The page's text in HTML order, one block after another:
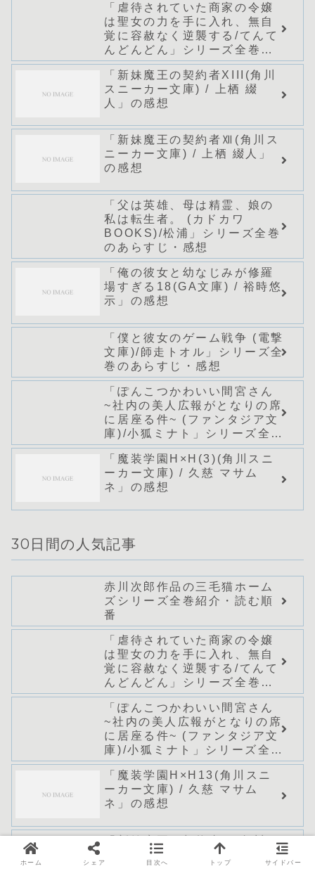
「虐待されていた商家の令嬢
は聖女の力を手に入れ、無自
覚に容赦なく逆襲する/てんて
んどんどん」シリーズ全巻の
あらすじ・感想
「新妹魔王の契約者XIII(角川
スニーカー文庫) / 上栖 綴
人」の感想
「新妹魔王の契約者Ⅻ(角川ス
ニーカー文庫) / 上栖 綴人」
の感想
「父は英雄、母は精霊、娘の
私は転生者。 (カドカワ
BOOKS)/松浦」シリーズ全巻
のあらすじ・感想
「俺の彼女と幼なじみが修羅
場すぎる18(GA文庫) / 裕時悠
示」の感想
「僕と彼女のゲーム戦争 (電撃
文庫)/師走トオル」シリーズ全
巻のあらすじ・感想
「ぽんこつかわいい間宮さん
~社内の美人広報がとなりの席
に居座る件~ (ファンタジア文
庫)/小狐ミナト」シリーズ全巻
のあらすじ・感想
「魔装学園H×H(3)(角川スニ
ーカー文庫) / 久慈 マサム
ネ」の感想
30日間の人気記事
赤川次郎作品の三毛猫ホーム
ズシリーズ全巻紹介・読む順
番
「虐待されていた商家の令嬢
は聖女の力を手に入れ、無自
覚に容赦なく逆襲する/てんて
んどんどん」シリーズ全巻の
あらすじ・感想
「ぽんこつかわいい間宮さん
~社内の美人広報がとなりの席
に居座る件~ (ファンタジア文
庫)/小狐ミナト」シリーズ全巻
のあらすじ・感想
「魔装学園H×H13(角川スニ
ーカー文庫) / 久慈 マサム
ネ」の感想
「新妹魔王の契約者Ⅻ(角川ス
ニーカー文庫) / 上栖 綴人」
ホーム シェア 目次へ トップ サイドバー